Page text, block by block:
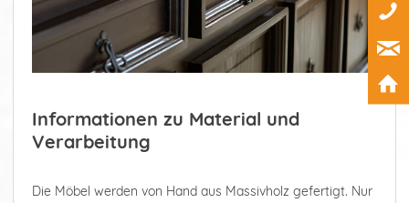
Informationen zu Material und
Verarbeitung
Die Möbel werden von Hand aus Massivholz gefertigt. Nur